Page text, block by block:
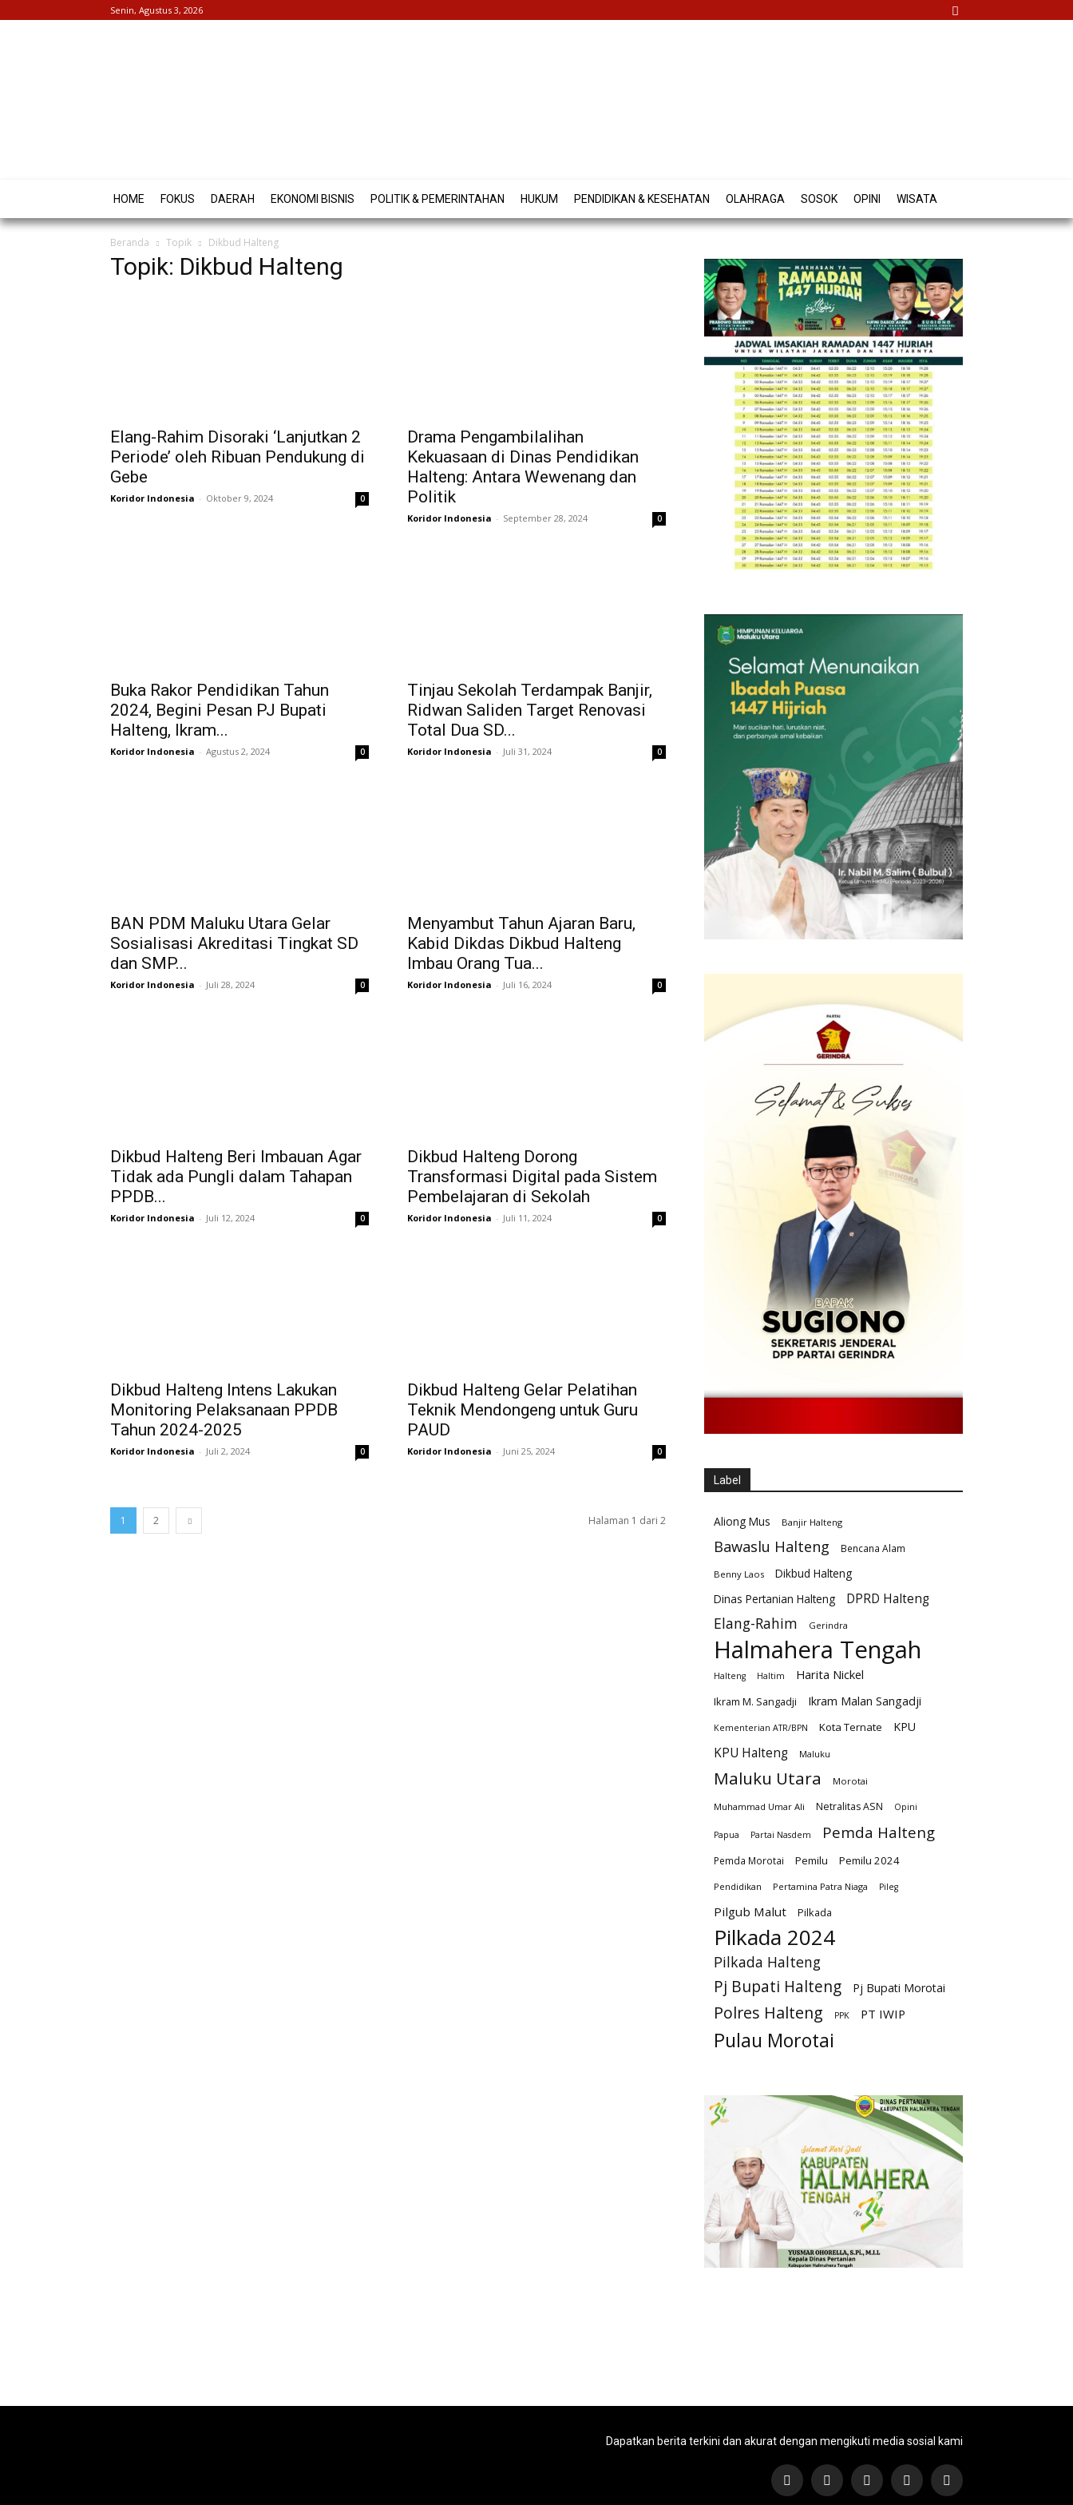
Senin, Agustus 3, 2026
HOME FOKUS DAERAH EKONOMI BISNIS POLITIK & PEMERINTAHAN HUKUM PENDIDIKAN & KESEHATAN OLAHRAGA SOSOK OPINI WISATA
Beranda Topik Dikbud Halteng
Topik: Dikbud Halteng
Elang-Rahim Disoraki ‘Lanjutkan 2
Periode’ oleh Ribuan Pendukung di
Gebe
Koridor Indonesia - Oktober 9, 2024 0
Drama Pengambilalihan
Kekuasaan di Dinas Pendidikan
Halteng: Antara Wewenang dan
Politik
Koridor Indonesia - September 28, 2024 0
Buka Rakor Pendidikan Tahun
2024, Begini Pesan PJ Bupati
Halteng, Ikram...
Koridor Indonesia - Agustus 2, 2024 0
Tinjau Sekolah Terdampak Banjir,
Ridwan Saliden Target Renovasi
Total Dua SD...
Koridor Indonesia - Juli 31, 2024 0
BAN PDM Maluku Utara Gelar
Sosialisasi Akreditasi Tingkat SD
dan SMP...
Koridor Indonesia - Juli 28, 2024 0
Menyambut Tahun Ajaran Baru,
Kabid Dikdas Dikbud Halteng
Imbau Orang Tua...
Koridor Indonesia - Juli 16, 2024 0
Dikbud Halteng Beri Imbauan Agar
Tidak ada Pungli dalam Tahapan
PPDB...
Koridor Indonesia - Juli 12, 2024 0
Dikbud Halteng Dorong
Transformasi Digital pada Sistem
Pembelajaran di Sekolah
Koridor Indonesia - Juli 11, 2024 0
Dikbud Halteng Intens Lakukan
Monitoring Pelaksanaan PPDB
Tahun 2024-2025
Koridor Indonesia - Juli 2, 2024 0
Dikbud Halteng Gelar Pelatihan
Teknik Mendongeng untuk Guru
PAUD
Koridor Indonesia - Juni 25, 2024 0
1 2 Halaman 1 dari 2
Label
Aliong Mus Banjir Halteng
Bawaslu Halteng Bencana Alam
Benny Laos
Dikbud Halteng
Dinas Pertanian Halteng
DPRD Halteng
Elang-Rahim Gerindra
Halmahera Tengah
Halteng Haltim Harita Nickel
Ikram M. Sangadji Ikram Malan Sangadji
Kementerian ATR/BPN Kota Ternate KPU
KPU Halteng Maluku
Maluku Utara Morotai
Muhammad Umar Ali Netralitas ASN Opini
Papua Partai Nasdem Pemda Halteng
Pemda Morotai Pemilu Pemilu 2024
Pendidikan Pertamina Patra Niaga Pileg
Pilgub Malut Pilkada
Pilkada 2024
Pilkada Halteng
Pj Bupati Halteng Pj Bupati Morotai
Polres Halteng PPK PT IWIP
Pulau Morotai
Dapatkan berita terkini dan akurat dengan mengikuti media sosial kami